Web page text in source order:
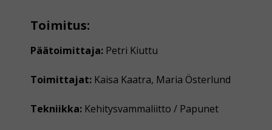
Toimitus:
Päätoimittaja: Petri Kiuttu
Toimittajat: Kaisa Kaatra, Maria Österlund
Tekniikka: Kehitysvammaliitto / Papunet